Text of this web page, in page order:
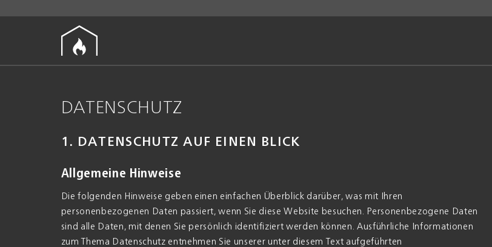
DATENSCHUTZ
1. DATENSCHUTZ AUF EINEN BLICK
Allgemeine Hinweise
Die folgenden Hinweise geben einen einfachen Überblick darüber, was mit Ihren
personenbezogenen Daten passiert, wenn Sie diese Website besuchen. Personenbezogene Daten
sind alle Daten, mit denen Sie persönlich identifiziert werden können. Ausführliche Informationen
zum Thema Datenschutz entnehmen Sie unserer unter diesem Text aufgeführten